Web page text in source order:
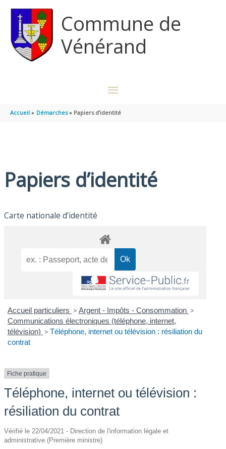
Commune de
Vénérand
MENU
PRINCIPAL
Accueil Démarches Papiers d’identité
Papiers d’identité
Carte nationale d’identité
Accueil particuliers > Argent - Impôts - Consommation >
Communications électroniques (téléphone, internet,
télévision) > Téléphone, internet ou télévision : résiliation du
contrat
Fiche pratique
Téléphone, internet ou télévision :
résiliation du contrat
Vérifié le 22/04/2021 - Direction de l'information légale et
administrative (Première ministre)